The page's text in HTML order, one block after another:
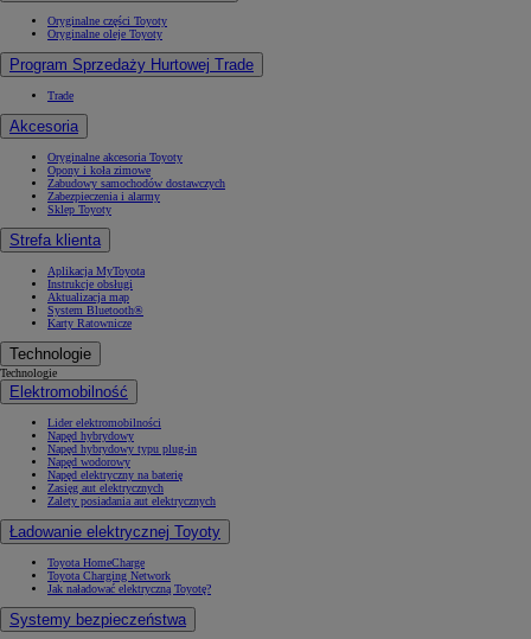
Oryginalne części Toyoty
Oryginalne oleje Toyoty
Program Sprzedaży Hurtowej Trade
Trade
Akcesoria
Oryginalne akcesoria Toyoty
Opony i koła zimowe
Zabudowy samochodów dostawczych
Zabezpieczenia i alarmy
Sklep Toyoty
Strefa klienta
Aplikacja MyToyota
Instrukcje obsługi
Aktualizacja map
System Bluetooth®
Karty Ratownicze
Technologie
Technologie
Elektromobilność
Lider elektromobilności
Napęd hybrydowy
Napęd hybrydowy typu plug-in
Napęd wodorowy
Napęd elektryczny na baterię
Zasięg aut elektrycznych
Zalety posiadania aut elektrycznych
Ładowanie elektrycznej Toyoty
Toyota HomeCharge
Toyota Charging Network
Jak naładować elektryczną Toyotę?
Systemy bezpieczeństwa